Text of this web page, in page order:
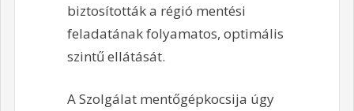
biztosították a régió mentési
feladatának folyamatos, optimális
szintű ellátását.
A Szolgálat mentőgépkocsija úgy